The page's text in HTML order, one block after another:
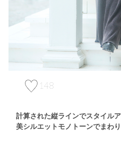
148
計算された縦ラインでスタイル
美シルエットモノトーンでまわ